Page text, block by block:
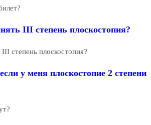
III степень плоскостопия?
степень плоскостопия?
у меня плоскостопие 2 степени